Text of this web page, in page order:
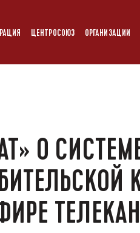
ЦЕНТРОСОЮЗ ОРГАНИЗАЦИИ
О